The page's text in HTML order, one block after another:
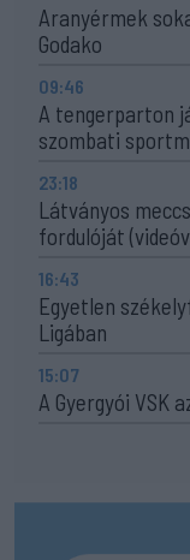
Aranyérmek
Godako
09:46
A tengerparton
szombati
23:18
Látványos
fordulóját
16:43
Egyetlen
Ligában
15:07
A Gyergyói VSK